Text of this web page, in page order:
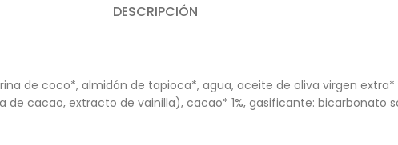
DESCRIPCIÓN
de coco*, almidón de tapioca*, agua, aceite de oliva virgen
cacao, extracto de vainilla), cacao* 1%, gasificante: bicarbonato